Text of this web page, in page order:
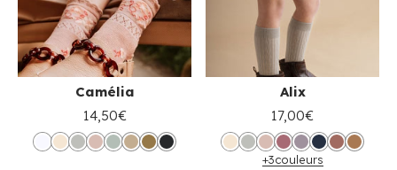
Camélia
14,50€
Alix
17,00€
+3couleurs